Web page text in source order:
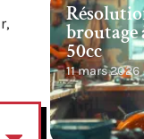
broutage
50cc
11 mars 2026